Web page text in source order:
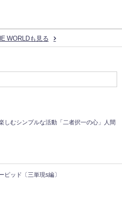
WORLDも見る
しむシンプルな活動「二者択一の心」人間
ピッド〔三単現s編〕